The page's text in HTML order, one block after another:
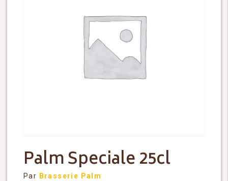
Palm Speciale 25cl
Par Brasserie Palm